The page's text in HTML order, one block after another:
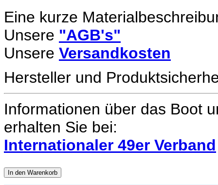
Eine kurze
Unsere "AGB's"
Unsere Versandkosten
Hersteller und
Informationen über das Boot
erhalten Sie bei:
Internationaler 49er Verband
In den Warenkorb